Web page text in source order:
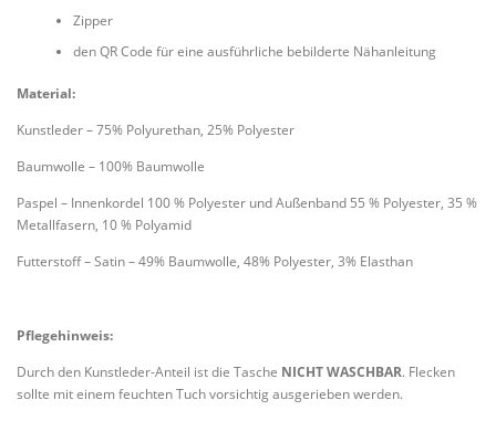
Zipper
den QR Code für eine ausführliche bebilderte Nähanleitung
Material:
Kunstleder – 75% Polyurethan, 25% Polyester
Baumwolle – 100% Baumwolle
Paspel – Innenkordel 100 % Polyester und Außenband 55 % Polyester, 35 %
Metallfasern, 10 % Polyamid
Futterstoff – Satin – 49% Baumwolle, 48% Polyester, 3% Elasthan
Pflegehinweis:
Durch den Kunstleder-Anteil ist die Tasche NICHT WASCHBAR. Flecken
sollte mit einem feuchten Tuch vorsichtig ausgerieben werden.